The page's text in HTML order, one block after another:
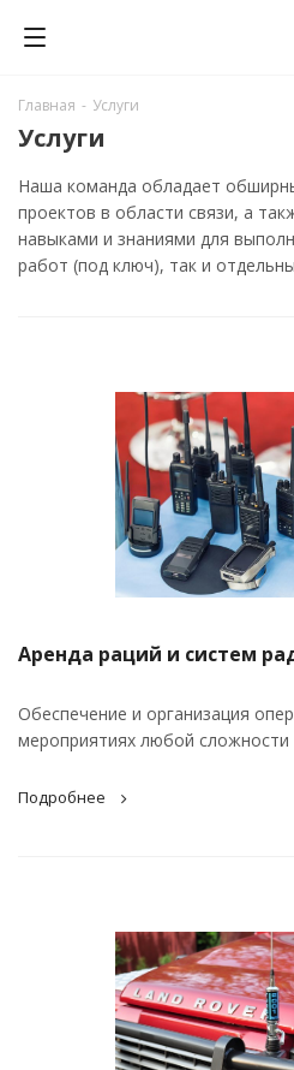
Главная - Услуги
Услуги
Наша команда обладает
проектов в области связи, а
навыками и знаниями для
работ (под ключ), так и
Аренда раций и систем
Обеспечение и организация
мероприятиях любой сложности
Подробнее